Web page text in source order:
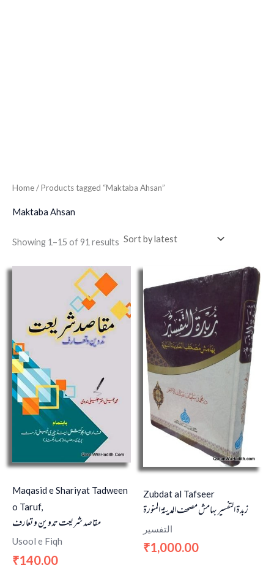
Home/ Products tagged “Maktaba Ahsan”
Maktaba Ahsan
Showing 1–15 of 91 results
Maqasid e Shariyat Tadween
o Taruf,
مقاصد شریعت تدوین و تعارف
Usool e Fiqh
₹140.00
Zubdat al Tafseer
زبدة التفسير بهامش مصحف المدينة المنورة
التفسير
₹1,000.00